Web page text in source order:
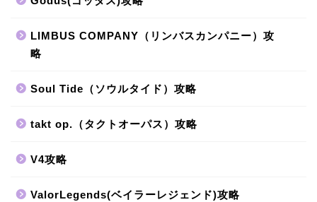
LIMBUS COMPANY（リンバスカンパニー）攻
略
Soul Tide（ソウルタイド）攻略
takt op.（タクトオーパス）攻略
V4攻略
ValorLegends(ベイラーレジェンド)攻略